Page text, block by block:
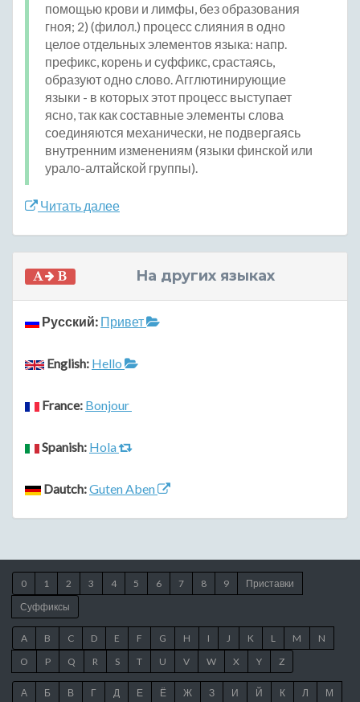
помощью крови и лимфы, без образования
гноя; 2) (филол.) процесс слияния в одно
целое отдельных элементов языка: напр.
префикс, корень и суффикс, срастаясь,
образуют одно слово. Агглютинирующие
языки - в которых этот процесс выступает
ясно, так как составные элементы слова
соединяются механически, не подвергаясь
внутренним изменениям (языки финской или
урало-алтайской группы).
Читать далее
На других языках
Русский: Привет
English: Hello
France: Bonjour
Spanish: Hola
Dautch:Guten Aben
0 1 2 3 4 5 6 7 8 9
Приставки
Суффиксы
A B C D E F G H I J K L M
N
O
P Q R S T U V W X Y Z
А Б В Г Д Е Ё Ж З И Й К Л М